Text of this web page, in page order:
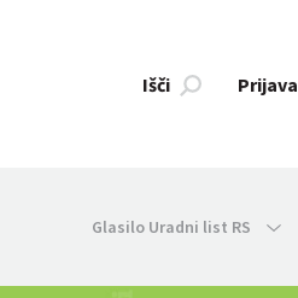
Išči Prijava
Glasilo Uradni list RS